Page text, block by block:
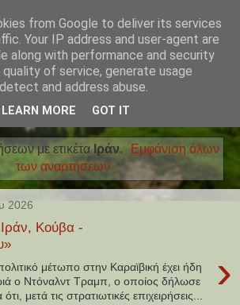
με ετικέταΙράν.
Εμφάνιση όλων
των αναρτήσεων
2026
Κούβα -
›
μέτωπο στην Καραϊβική έχει ήδη
ο Ντόναλντ Τραμπ, ο οποίος δήλωσε
μετά τις στρατιωτικές επιχειρήσεις...
from Google to deliver its services
Your IP address and user-agent are
along with performance and security
of service, generate usage
and address abuse.
LEARN MORE GOT IT